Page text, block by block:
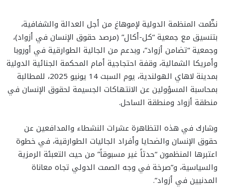
نظّمت المنظمة الدولية لإموهاغ من أجل العدالة والشفافية،
بتنسيق مع جمعية “كل-أكال” (مرصد حقوق الإنسان في أزواد)،
وجمعية “تضامن أزواد”، وبدعم من الجالية الطوارقية في أوروبا
وأمريكا الشمالية، وقفة احتجاجية أمام المحكمة الجنائية الدولية
بمدينة لاهاي الهولندية، يوم السبت 14 يونيو 2025، للمطالبة
بمحاسبة المسؤولين عن الانتهاكات الجسيمة لحقوق الإنسان في
منطقة أزواد ومنطقة الساحل.
وشارك في هذه التظاهرة عشرات النشطاء والمدافعين عن
حقوق الإنسان والضحايا وأفراد الجاليات الطوارقية، في خطوة
اعتبرها المنظمون “حدثاً غير مسبوقاً” من حيث التعبئة الرمزية
والسياسية، و”صرخة في وجه الصمت الدولي تجاه معاناة
المدنيين في أزواد”.